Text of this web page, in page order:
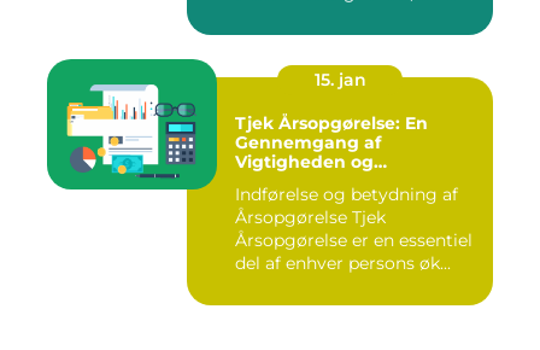
15. jan
Tjek Årsopgørelse: En
Gennemgang af
Vigtigheden og
Indførelse og betydning af
Årsopgørelse Tjek
Årsopgørelse er en essentiel
del af enhver persons øk...